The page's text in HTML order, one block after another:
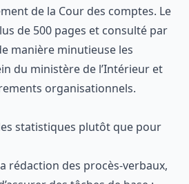
de la Cour des comptes. Le
de 500 pages et consulté par
manière minutieuse les
du ministère de l’Intérieur et
organisationnels.
statistiques plutôt que pour
rédaction des procès-verbaux,